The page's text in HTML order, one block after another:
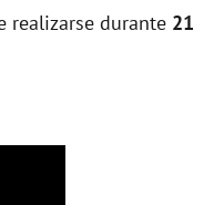
realizarse durante 21